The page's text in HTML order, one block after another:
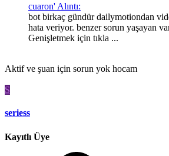
cuaron' Alıntı:
bot birkaç gündür dailymotiondan
hata veriyor. benzer sorun yaşayan
Genişletmek için tıkla ...
Aktif ve şuan için sorun yok hocam
S
seriess
Kayıtlı Üye